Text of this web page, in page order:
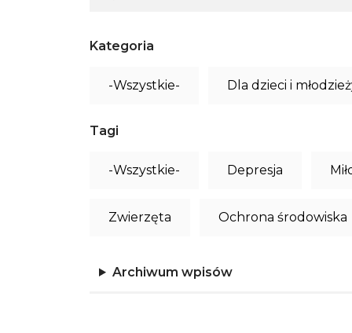
Kategoria
-Wszystkie- Dla dzieci i
Tagi
-Wszystkie- Depresja
Zwierzęta Ochrona środowiska
Archiwum wpisów